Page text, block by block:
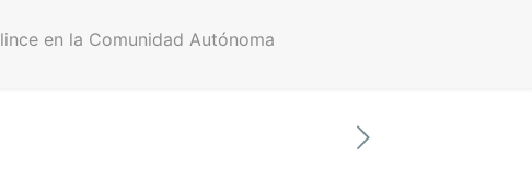
en la Comunidad Autónoma